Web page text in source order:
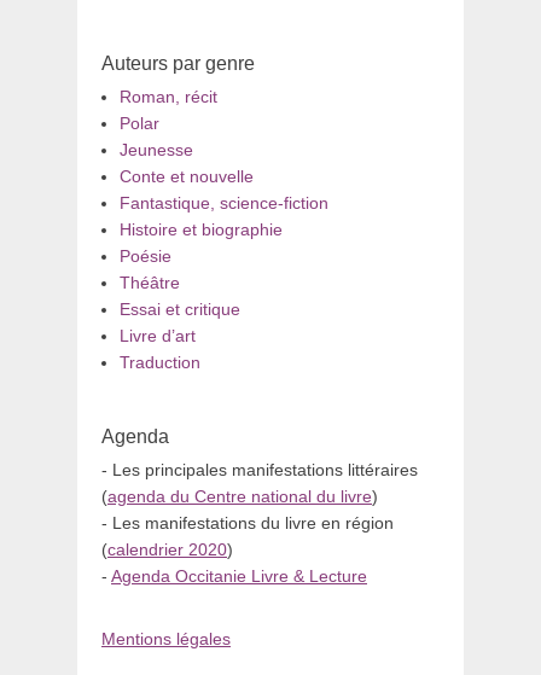
Auteurs par genre
Roman, récit
Polar
Jeunesse
Conte et nouvelle
Fantastique, science-fiction
Histoire et biographie
Poésie
Théâtre
Essai et critique
Livre d’art
Traduction
Agenda
- Les principales manifestations littéraires
(agenda du Centre national du livre)
- Les manifestations du livre en région
(calendrier 2020)
- Agenda Occitanie Livre & Lecture
Mentions légales